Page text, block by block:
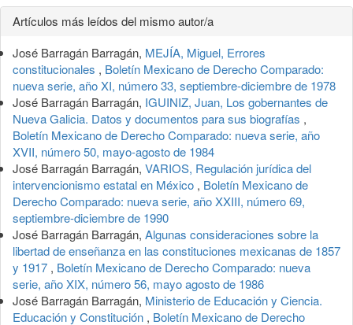
Detalles
del
artículo
Artículos más leídos del mismo autor/a
José Barragán Barragán, MEJÍA, Miguel, Errores
constitucionales , Boletín Mexicano de Derecho Comparado:
nueva serie, año XI, número 33, septiembre-diciembre de 1978
José Barragán Barragán, IGUINIZ, Juan, Los gobernantes de
Nueva Galicia. Datos y documentos para sus biografías ,
Boletín Mexicano de Derecho Comparado: nueva serie, año
XVII, número 50, mayo-agosto de 1984
José Barragán Barragán, VARIOS, Regulación jurídica del
intervencionismo estatal en México , Boletín Mexicano de
Derecho Comparado: nueva serie, año XXIII, número 69,
septiembre-diciembre de 1990
José Barragán Barragán, Algunas consideraciones sobre la
libertad de enseñanza en las constituciones mexicanas de 1857
y 1917 , Boletín Mexicano de Derecho Comparado: nueva
serie, año XIX, número 56, mayo agosto de 1986
José Barragán Barragán, Ministerio de Educación y Ciencia.
Educación y Constitución , Boletín Mexicano de Derecho